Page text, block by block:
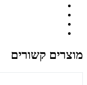
מוצרים קשורים